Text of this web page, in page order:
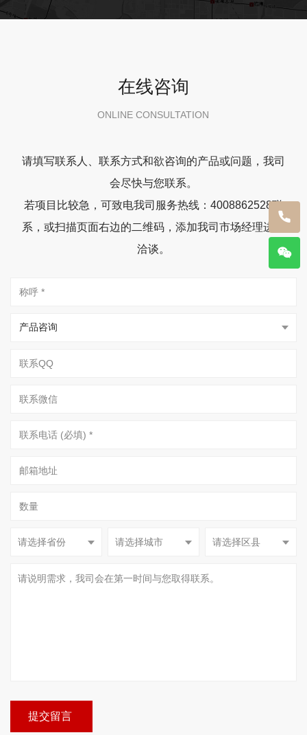
在线咨询
ONLINE CONSULTATION
请填写联系人、联系方式和欲咨询的产品或问题，我司
会尽快与您联系。
若项目比较急，可致电我司服务热线：4008862528联
系，或扫描页面右边的二维码，添加我司市场经理进行
洽谈。
请选择省份 请选择城市 请选择区县
提交留言